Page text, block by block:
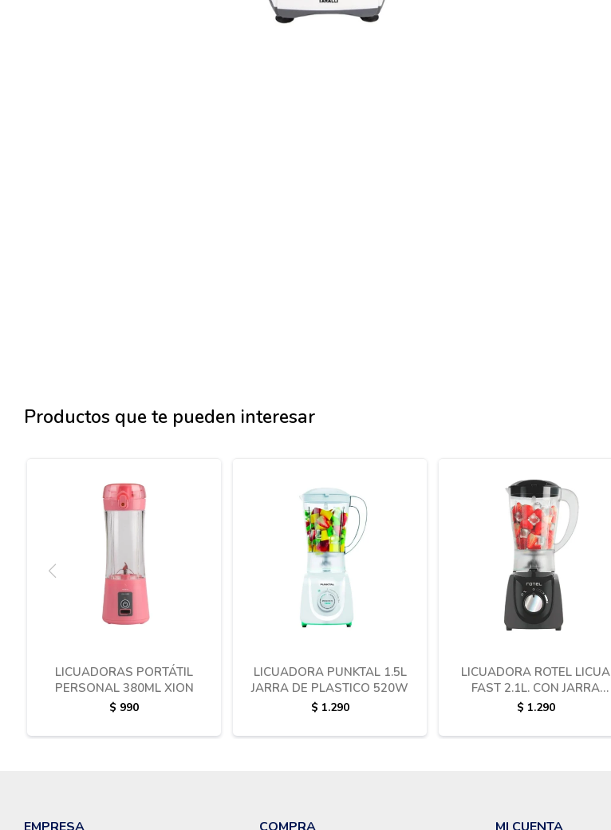
Productos que te pueden interesar
LICUADORAS PORTÁTIL
PERSONAL 380ML XION
$ 990
LICUADORA PUNKTAL 1.5L
JARRA DE PLASTICO 520W
$ 1.290
LICUADORA ROTEL LICUA
FAST 2.1L. CON JARRA
PLASTICO 520W
$ 1.290